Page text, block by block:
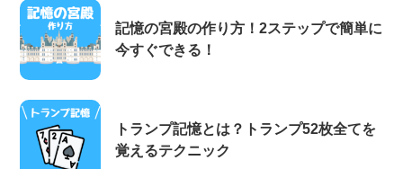
記憶の宮殿の作り方！2ステップで簡単に
今すぐできる！
トランプ記憶とは？トランプ52枚全てを
覚えるテクニック